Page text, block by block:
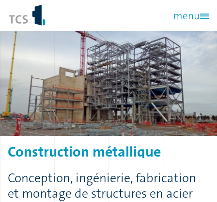
menu
contenu
principal
Construction métallique
Conception, ingénierie, fabrication
et montage de structures en acier